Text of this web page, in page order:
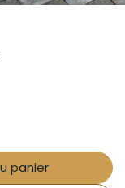
panier